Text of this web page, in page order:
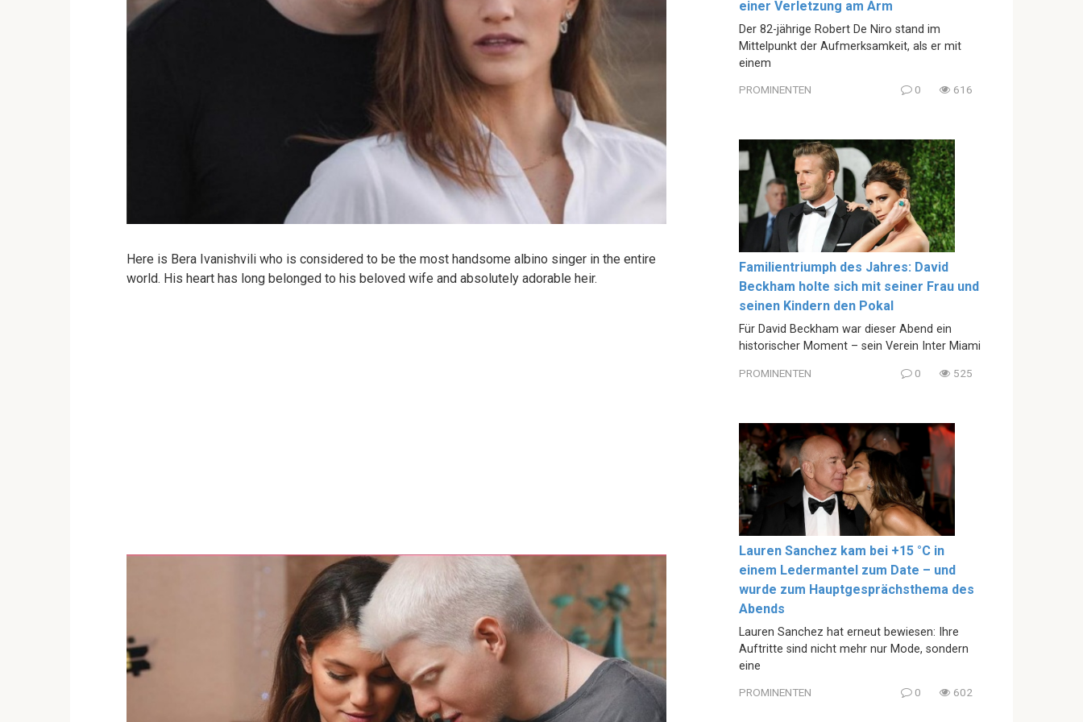
Here is Bera Ivanishvili who is considered to be the most handsome albino singer in the entire
world. His heart has long belonged to his beloved wife and absolutely adorable heir.
einer Verletzung am Arm
Der 82-jährige Robert De Niro stand im
Mittelpunkt der Aufmerksamkeit, als er mit
einem
PROMINENTEN 0 616
Familientriumph des Jahres: David
Beckham holte sich mit seiner Frau und
seinen Kindern den Pokal
Für David Beckham war dieser Abend ein
historischer Moment – sein Verein Inter Miami
PROMINENTEN 0 525
Lauren Sanchez kam bei +15 °C in
einem Ledermantel zum Date – und
wurde zum Hauptgesprächsthema des
Abends
Lauren Sanchez hat erneut bewiesen: Ihre
Auftritte sind nicht mehr nur Mode, sondern
eine
PROMINENTEN 0 602